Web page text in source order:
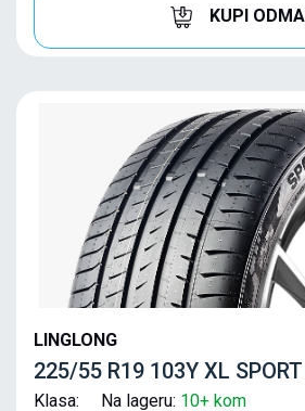
KUPI
LINGLONG
225/55 R19 103Y XL
Klasa: Na lageru: 10+ kom